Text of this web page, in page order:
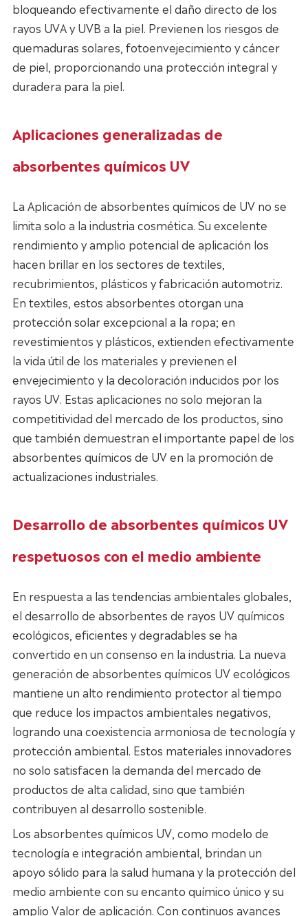
bloqueando efectivamente el daño directo de los
rayos UVA y UVB a la piel. Previenen los riesgos de
quemaduras solares, fotoenvejecimiento y cáncer
de piel, proporcionando una protección integral y
duradera para la piel.
Aplicaciones generalizadas de
absorbentes químicos UV
La Aplicación de absorbentes químicos de UV no se
limita solo a la industria cosmética. Su excelente
rendimiento y amplio potencial de aplicación los
hacen brillar en los sectores de textiles,
recubrimientos, plásticos y fabricación automotriz.
En textiles, estos absorbentes otorgan una
protección solar excepcional a la ropa; en
revestimientos y plásticos, extienden efectivamente
la vida útil de los materiales y previenen el
envejecimiento y la decoloración inducidos por los
rayos UV. Estas aplicaciones no solo mejoran la
competitividad del mercado de los productos, sino
que también demuestran el importante papel de los
absorbentes químicos de UV en la promoción de
actualizaciones industriales.
Desarrollo de absorbentes químicos UV
respetuosos con el medio ambiente
En respuesta a las tendencias ambientales globales,
el desarrollo de absorbentes de rayos UV químicos
ecológicos, eficientes y degradables se ha
convertido en un consenso en la industria. La nueva
generación de absorbentes químicos UV ecológicos
mantiene un alto rendimiento protector al tiempo
que reduce los impactos ambientales negativos,
logrando una coexistencia armoniosa de tecnología y
protección ambiental. Estos materiales innovadores
no solo satisfacen la demanda del mercado de
productos de alta calidad, sino que también
contribuyen al desarrollo sostenible.
Los absorbentes químicos UV, como modelo de
tecnología e integración ambiental, brindan un
apoyo sólido para la salud humana y la protección del
medio ambiente con su encanto químico único y su
amplio Valor de aplicación. Con continuos avances